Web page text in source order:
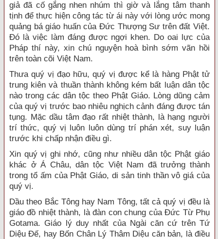
giả đã cố gắng nhen nhúm thì giờ và lắng tâm thanh
tịnh để thực hiện công tác từ ái này với lòng ước mong
quảng bá giáo huấn của Đức Thượng Sư trên đất Việt.
Đó là việc làm đáng được ngợi khen. Do oai lực của
Pháp thí này, xin chú nguyện hoà bình sớm vãn hồi
trên toàn cõi Việt Nam.
Thưa quý vị đạo hữu, quý vị được kể là hàng Phật tử
trung kiên và thuần thành không kém bất luận dân tộc
nào trong các dân tộc theo Phật Giáo. Lòng dũng cảm
của quý vị trước bao nhiêu nghịch cảnh đáng được tán
tụng. Mặc dầu tâm đạo rất nhiệt thành, là hạng người
trí thức, quý vị luôn luôn dùng trí phán xét, suy luận
trước khi chấp nhận điều gì.
Xin quý vị ghi nhớ, cũng như nhiều dân tộc Phật giáo
khác ở Á Châu, dân tộc Việt Nam đã trưởng thành
trong tổ ấm của Phật Giáo, di sản tinh thần vô giá của
quý vị.
Dầu theo Bắc Tông hay Nam Tông, tất cả quý vị đều là
giáo đồ nhiệt thành, là đàn con chung của Đức Từ Phụ
Gotama. Giáo lý duy nhất của Ngài căn cứ trên Tứ
Diệu Đế, hay Bốn Chân Lý Thâm Diệu căn bản, là điều